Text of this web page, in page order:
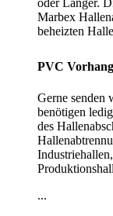
oder Länger.
Marbex
beheizten
PVC
Gerne senden
benötigen
des
...